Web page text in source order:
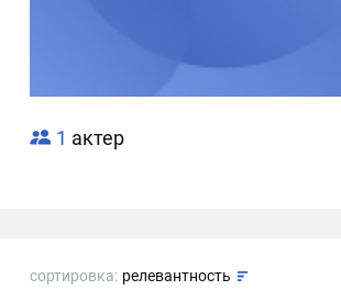
1 актер
сортировка: релевантность